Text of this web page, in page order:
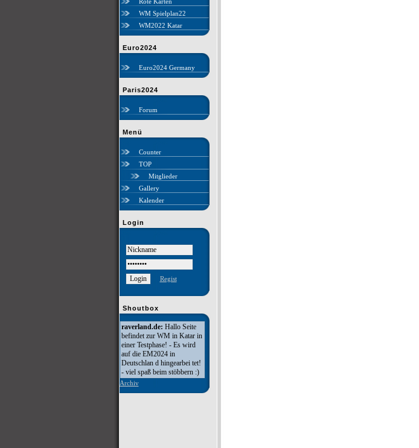
WM Spielplan22
WM2022 Katar
Euro2024
Euro2024 Germany
Paris2024
Forum
Menü
Counter
TOP
Mitglieder
Gallery
Kalender
Login
Regist
Shoutbox
raverland.de: Hallo Seite
befindet zur WM in Katar in
einer Testphase! - Es wird
auf die EM2024 in
Deutschlan d hingearbei tet!
- viel spaß beim stöbbern :)
Archiv